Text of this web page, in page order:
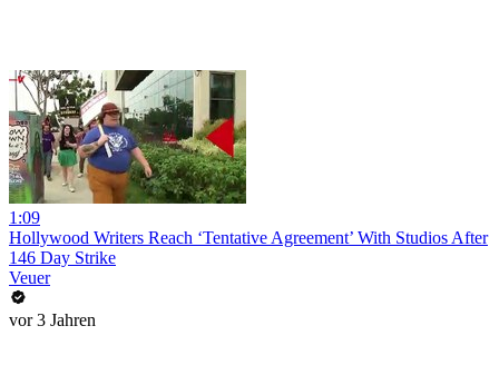
1:09
Hollywood Writers Reach ‘Tentative Agreement’ With Studios After
146 Day Strike
Veuer
vor 3 Jahren